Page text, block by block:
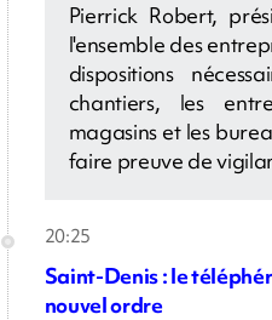
Pierrick Robert,
l'ensemble des
dispositions
chantiers, les
magasins et les
faire preuve de
20:25
Saint-Denis : le
nouvel ordre